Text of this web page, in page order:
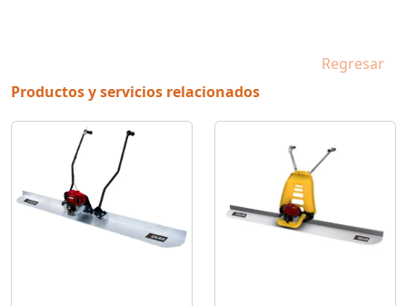
Regresar
Productos y servicios relacionados